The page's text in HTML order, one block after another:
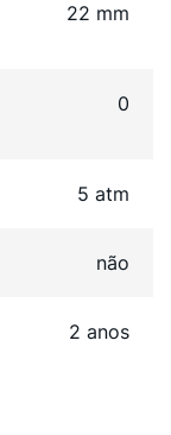
22 mm
0
5 atm
não
2 anos